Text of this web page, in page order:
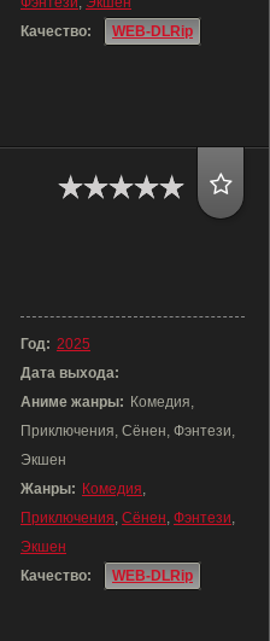
Качество:
WEB-DLRip
Год: 2025
Дата выхода:
Аниме жанры: Комедия,
Приключения, Сёнен, Фэнтези,
Экшен
Жанры: Комедия,
Приключения, Сёнен, Фэнтези,
Экшен
Качество:
WEB-DLRip